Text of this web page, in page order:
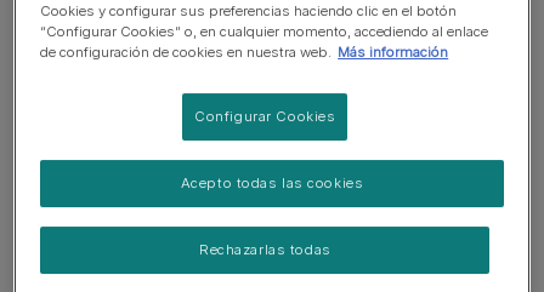
Cookies y configurar sus preferencias haciendo clic en el botón
“Configurar Cookies” o, en cualquier momento, accediendo al enlace
de configuración de cookies en nuestra web. Más información
Configurar Cookies
Rechazarlas todas
Acepto todas las cookies